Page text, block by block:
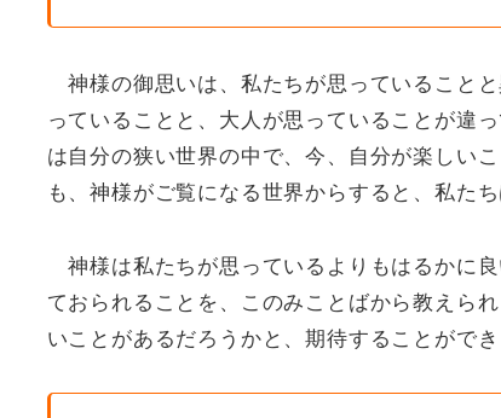
神様の御思いは、私たちが思っていること
っていることと、大人が思っていることが違
は自分の狭い世界の中で、今、自分が楽しい
も、神様がご覧になる世界からすると、私た
神様は私たちが思っているよりもはるかに
ておられることを、このみことばから教えら
いことがあるだろうかと、期待することができ